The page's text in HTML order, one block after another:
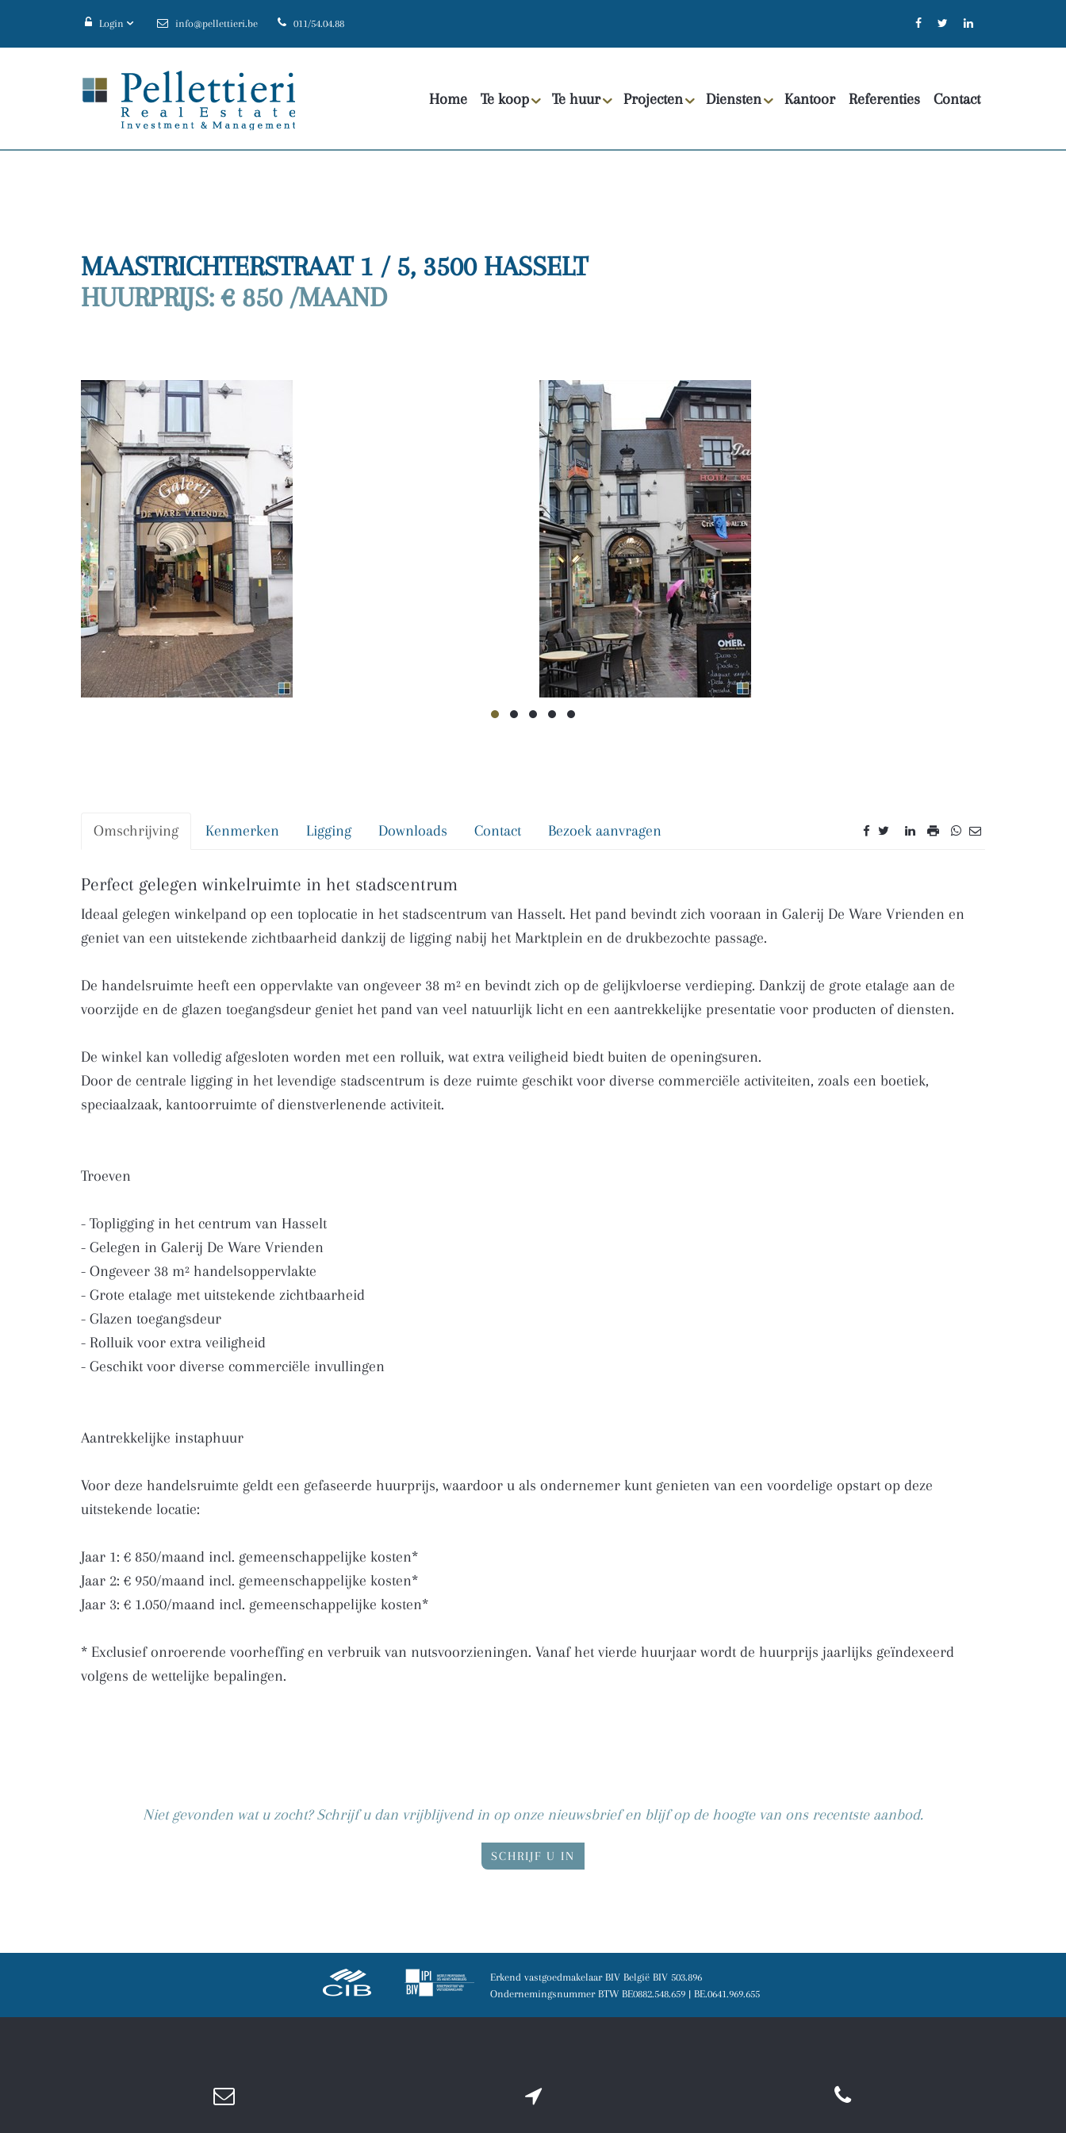
Login info@pellettieri.be 011/54.04.88
Home Te koop Te huur Projecten Diensten Kantoor Referenties Contact
MAASTRICHTERSTRAAT 1 / 5, 3500 HASSELT
HUURPRIJS: € 850 /MAAND
Omschrijving Kenmerken Ligging Downloads Contact Bezoek aanvragen
Omschrijving
Perfect gelegen winkelruimte in het stadscentrum
Ideaal gelegen winkelpand op een toplocatie in het stadscentrum van Hasselt. Het pand bevindt zich vooraan in Galerij De Ware Vrienden en
geniet van een uitstekende zichtbaarheid dankzij de ligging nabij het Marktplein en de drukbezochte passage.
De handelsruimte heeft een oppervlakte van ongeveer 38 m² en bevindt zich op de gelijkvloerse verdieping. Dankzij de grote etalage aan de
voorzijde en de glazen toegangsdeur geniet het pand van veel natuurlijk licht en een aantrekkelijke presentatie voor producten of diensten.
De winkel kan volledig afgesloten worden met een rolluik, wat extra veiligheid biedt buiten de openingsuren.
Door de centrale ligging in het levendige stadscentrum is deze ruimte geschikt voor diverse commerciële activiteiten, zoals een boetiek,
speciaalzaak, kantoorruimte of dienstverlenende activiteit.
Troeven
- Topligging in het centrum van Hasselt
- Gelegen in Galerij De Ware Vrienden
- Ongeveer 38 m² handelsoppervlakte
- Grote etalage met uitstekende zichtbaarheid
- Glazen toegangsdeur
- Rolluik voor extra veiligheid
- Geschikt voor diverse commerciële invullingen
Aantrekkelijke instaphuur
Voor deze handelsruimte geldt een gefaseerde huurprijs, waardoor u als ondernemer kunt genieten van een voordelige opstart op deze
uitstekende locatie:
Jaar 1: € 850/maand incl. gemeenschappelijke kosten*
Jaar 2: € 950/maand incl. gemeenschappelijke kosten*
Jaar 3: € 1.050/maand incl. gemeenschappelijke kosten*
* Exclusief onroerende voorheffing en verbruik van nutsvoorzieningen. Vanaf het vierde huurjaar wordt de huurprijs jaarlijks geïndexeerd
volgens de wettelijke bepalingen.
Niet gevonden wat u zocht? Schrijf u dan vrijblijvend in op onze nieuwsbrief en blijf op de hoogte van ons recentste aanbod.
SCHRIJF U IN
Erkend vastgoedmakelaar BIV België BIV 503.896
Ondernemingsnummer BTW BE0882.548.659 | BE.0641.969.655